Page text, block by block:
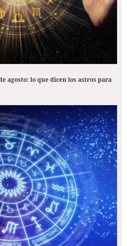
agosto: lo que dicen los astros para